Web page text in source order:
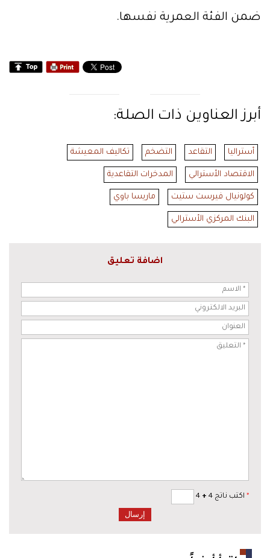
ضمن الفئة العمرية نفسها.
أبرز العناوين ذات الصلة:
أستراليا التقاعد التضخم تكاليف المعيشة
الاقتصاد الأسترالي المدخرات التقاعدية
كولونيال فيرست ستيت ماريسا باوي
البنك المركزي الأسترالي
اضافة تعليق
* اكتب ناتج 4 +